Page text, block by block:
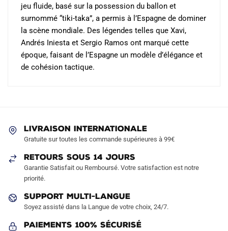
jeu fluide, basé sur la possession du ballon et
surnommé “tiki-taka”, a permis à l’Espagne de dominer
la scène mondiale. Des légendes telles que Xavi,
Andrés Iniesta et Sergio Ramos ont marqué cette
époque, faisant de l’Espagne un modèle d’élégance et
de cohésion tactique.
LIVRAISON INTERNATIONALE
Gratuite sur toutes les commande supérieures à 99€
RETOURS SOUS 14 JOURS
Garantie Satisfait ou Remboursé. Votre satisfaction est notre
priorité.
SUPPORT MULTI-LANGUE
Soyez assisté dans la Langue de votre choix, 24/7.
Paiements 100% Sécurisé